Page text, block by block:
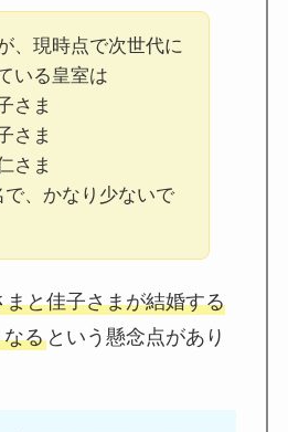
、現時点で次世代に
いる皇室は
さま
さま
さま
で、かなり少ないで
まと佳子さまが結婚する
るという懸念点があり